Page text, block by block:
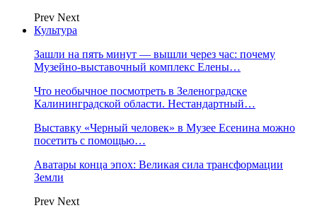
Prev Next
Культура
Зашли на пять минут — вышли через час: почему
Музейно-выставочный комплекс Елены…
Что необычное посмотреть в Зеленоградске
Калининградской области. Нестандартный…
Выставку «Черный человек» в Музее Есенина можно
посетить с помощью…
Аватары конца эпох: Великая сила трансформации
Земли
Prev Next